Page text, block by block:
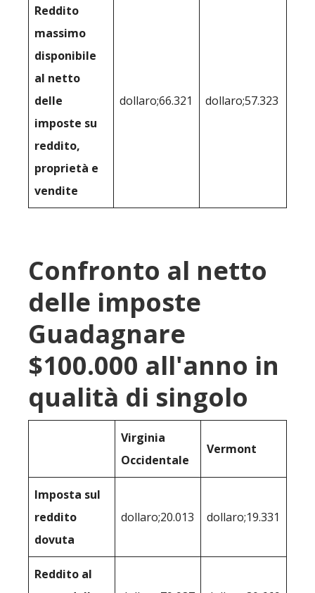
Reddito
massimo
disponibile
al netto
delle
imposte su
reddito,
proprietà e
vendite
dollaro;66.321 dollaro;57.323
Confronto al netto
delle imposte
Guadagnare
$100.000 all'anno in
qualità di singolo
Virginia
Occidentale
Vermont
Imposta sul
reddito
dovuta
dollaro;20.013 dollaro;19.331
Reddito al